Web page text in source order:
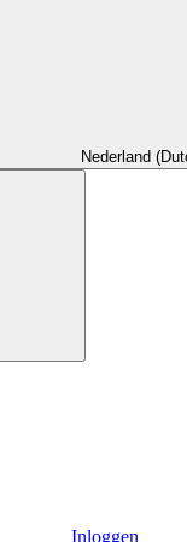
Nederland
Inloggen